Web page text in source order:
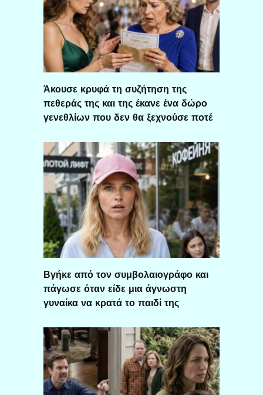
Άκουσε κρυφά τη συζήτηση της
πεθεράς της και της έκανε ένα δώρο
γενεθλίων που δεν θα ξεχνούσε ποτέ
Βγήκε από τον συμβολαιογράφο και
πάγωσε όταν είδε μια άγνωστη
γυναίκα να κρατά το παιδί της